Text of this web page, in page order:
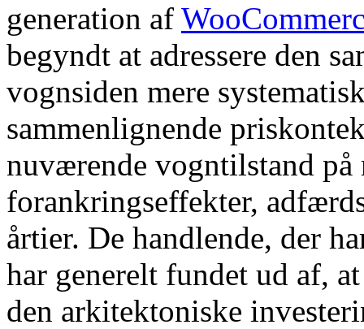
generation af
begyndt at adressere den
vognsiden mere
sammenlignende
nuværende vogntilstand på
forankringseffekter,
årtier. De handlende, der
har generelt fundet ud af,
den arkitektoniske